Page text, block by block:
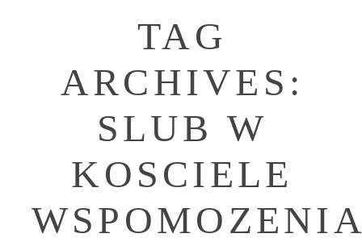
TAG
ARCHIVES:
SLUB W
KOSCIELE